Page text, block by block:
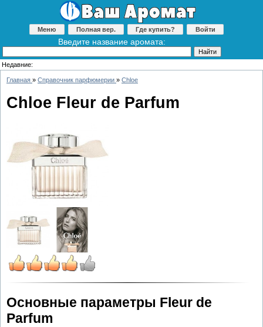
Меню Полная вер. Где купить? Войти
Введите название аромата:
Недавние:
Главная » Справочник парфюмерии » Chloe
Chloe Fleur de Parfum
Основные параметры Fleur de
Parfum